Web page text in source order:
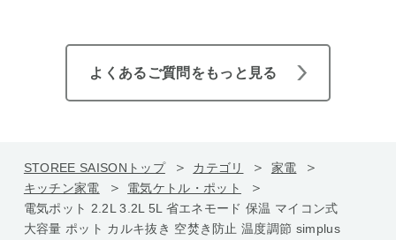
よくあるご質問をもっと見る
STOREE SAISONトップ カテゴリ
家電
キッチン家電
電気ケトル・ポット
電気ポット 2.2L 3.2L 5L 省エネモード 保温 マイコン式
大容量 ポット カルキ抜き 空焚き防止 温度調節 simplus